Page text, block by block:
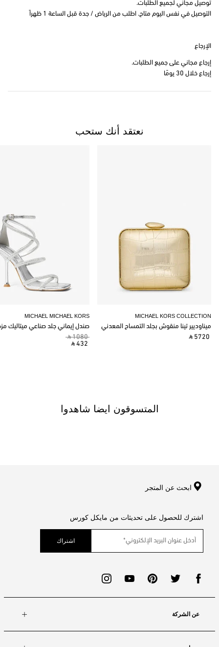
توصيل مجاني لجميع الطلبات.
التوصيل في نفس اليوم متاح. اطلب من الرياض / جدة قبل الساعة 1 ظهراً
الإرجاع
إرجاع مجاني على جميع الطلبات.
إرجاع خلال 30 يومًا
نعتقد أنك ستحب
MICHAEL MICHAEL KORS
صندل إيماني جلد صناعي ميتاليك
‎ ⃁ 1080 ‎
‎ ⃁ 432 ‎
MICHAEL KORS COLLECTION
ميناوديير تينا منقوش بجلد التمساح المعدني
‎ ⃁ 5720 ‎
المتسوقون ايضا شاهدوا
ابحث عن المتجر
اشترك للحصول على تحديثات من مايكل كورس
اشتراك
عن الشركة